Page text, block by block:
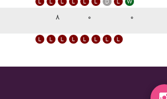
۸ ۰ ۰